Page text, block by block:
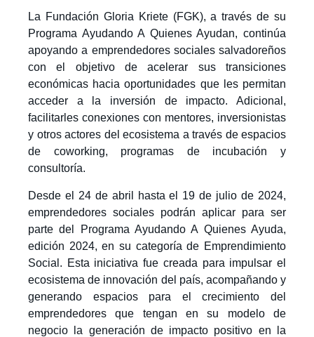
La Fundación Gloria Kriete (FGK), a través de su
Programa Ayudando A Quienes Ayudan, continúa
apoyando a emprendedores sociales salvadoreños
con el objetivo de acelerar sus transiciones
económicas hacia oportunidades que les permitan
acceder a la inversión de impacto. Adicional,
facilitarles conexiones con mentores, inversionistas
y otros actores del ecosistema a través de espacios
de coworking, programas de incubación y
consultoría.
Desde el 24 de abril hasta el 19 de julio de 2024,
emprendedores sociales podrán aplicar para ser
parte del Programa Ayudando A Quienes Ayuda,
edición 2024, en su categoría de Emprendimiento
Social. Esta iniciativa fue creada para impulsar el
ecosistema de innovación del país, acompañando y
generando espacios para el crecimiento del
emprendedores que tengan en su modelo de
negocio la generación de impacto positivo en la